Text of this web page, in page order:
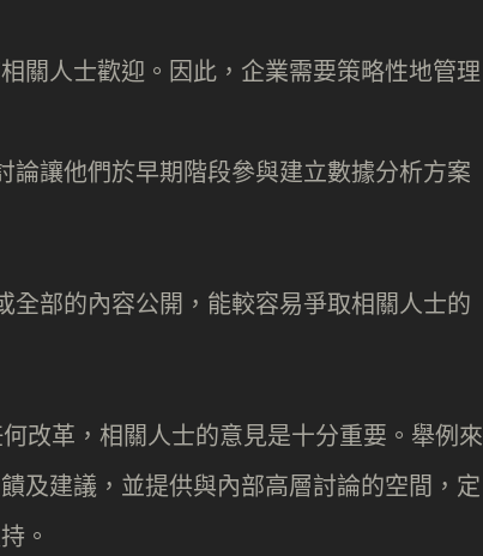
關人士歡迎。因此，企業需要策略性地管理
讓他們於早期階段參與建立數據分析方案
部的內容公開，能較容易爭取相關人士的
改革，相關人士的意見是十分重要。舉例來
及建議，並提供與內部高層討論的空間，定
。